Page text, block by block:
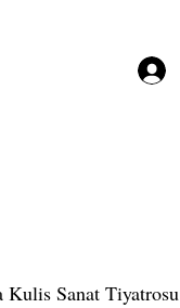
Kulis Sanat Tiyatrosu